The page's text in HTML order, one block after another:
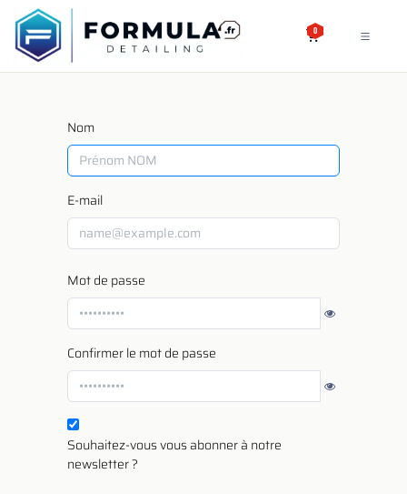
SE RENDRE AU CONTENU
0
Nom
E-mail
Mot de passe
Confirmer le mot de passe
Souhaitez-vous vous abonner à notre
newsletter ?